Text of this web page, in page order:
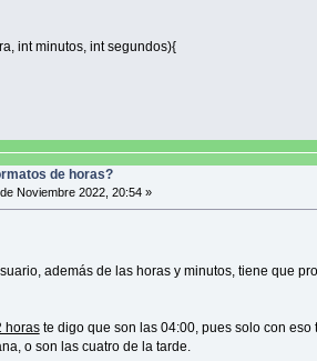
int minutos, int segundos){
de horas?
Noviembre 2022, 20:54 »
además de las horas y minutos, tiene que
horaste digo que son las 04:00, pues solo con eso
o son las cuatro de la tarde.